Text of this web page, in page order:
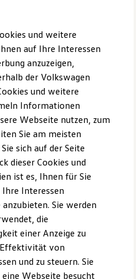
ID. Modelle
Winter
finden
6
und Updates
Hier sind Sitzfläche und
beheiz- und belüftbar
Funktionen kann der Sitz
Ihr ganz persönliches
das möglich ist? In der
Person werdenTemperatur
anderen klimarelevanten
wie zum Beispiel
und dann Ihr individuelles
zum Automatikmodus
Climateswählen: von heiß
in der zweiten
die Sitzflächen in drei Stufen
und weitere
auf Ihre Interessen
anzuzeigen,
der Volkswagen
und weitere
Informationen
Webseite nutzen, zum
Sie am meisten
sich auf der Seite
dieser Cookies und
ist es, Ihnen für Sie
Interessen
Sie werden
die
einer Anzeige zu
Effektivität von
und zu steuern. Sie
Webseite besucht